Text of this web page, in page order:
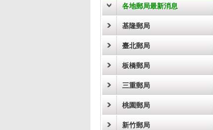
各地郵局最新消息
基隆郵局
臺北郵局
板橋郵局
三重郵局
桃園郵局
新竹郵局